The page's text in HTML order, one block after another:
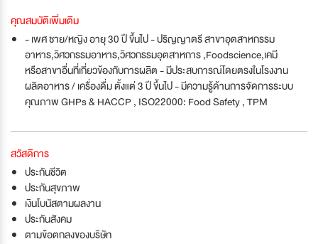
คุณสมบัติเพิ่มเติม
- เพศ ชาย/หญิง อายุ 30 ปี ขึ้นไป - ปริญญาตรี สาขาอุตสาหกรรม
อาหาร,วิศวกรรมอาหาร,วิศวกรรมอุตสาหการ ,Foodscience,เคมี
หรือสาขาอื่นที่เกี่ยวข้องกับการผลิต - มีประสบการณ์โดยตรงในโรงงาน
ผลิตอาหาร / เครื่องดื่ม ตั้งแต่ 3 ปี ขึ้นไป - มีความรู้ด้านการจัดการระบบ
คุณภาพ GHPs & HACCP , ISO22000: Food Safety , TPM
สวัสดิการ
ประกันชีวิต
ประกันสุขภาพ
เงินโบนัสตามผลงาน
ประกันสังคม
ตามข้อตกลงของบริษัท